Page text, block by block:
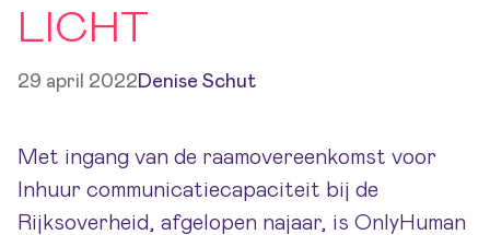
LICHT
29 april 2022Denise Schut
Met ingang van de raamovereenkomst voor
Inhuur communicatiecapaciteit bij de
Rijksoverheid, afgelopen najaar, is OnlyHuman